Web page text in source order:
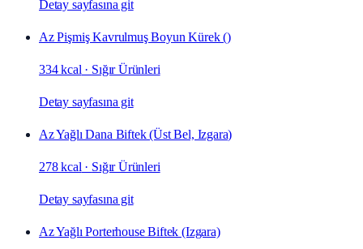
Detay sayfasına git
Az Pişmiş Kavrulmuş Boyun Kürek ()
334 kcal · Sığır Ürünleri
Detay sayfasına git
Az Yağlı Dana Biftek (Üst Bel, Izgara)
278 kcal · Sığır Ürünleri
Detay sayfasına git
Az Yağlı Porterhouse Biftek (Izgara)